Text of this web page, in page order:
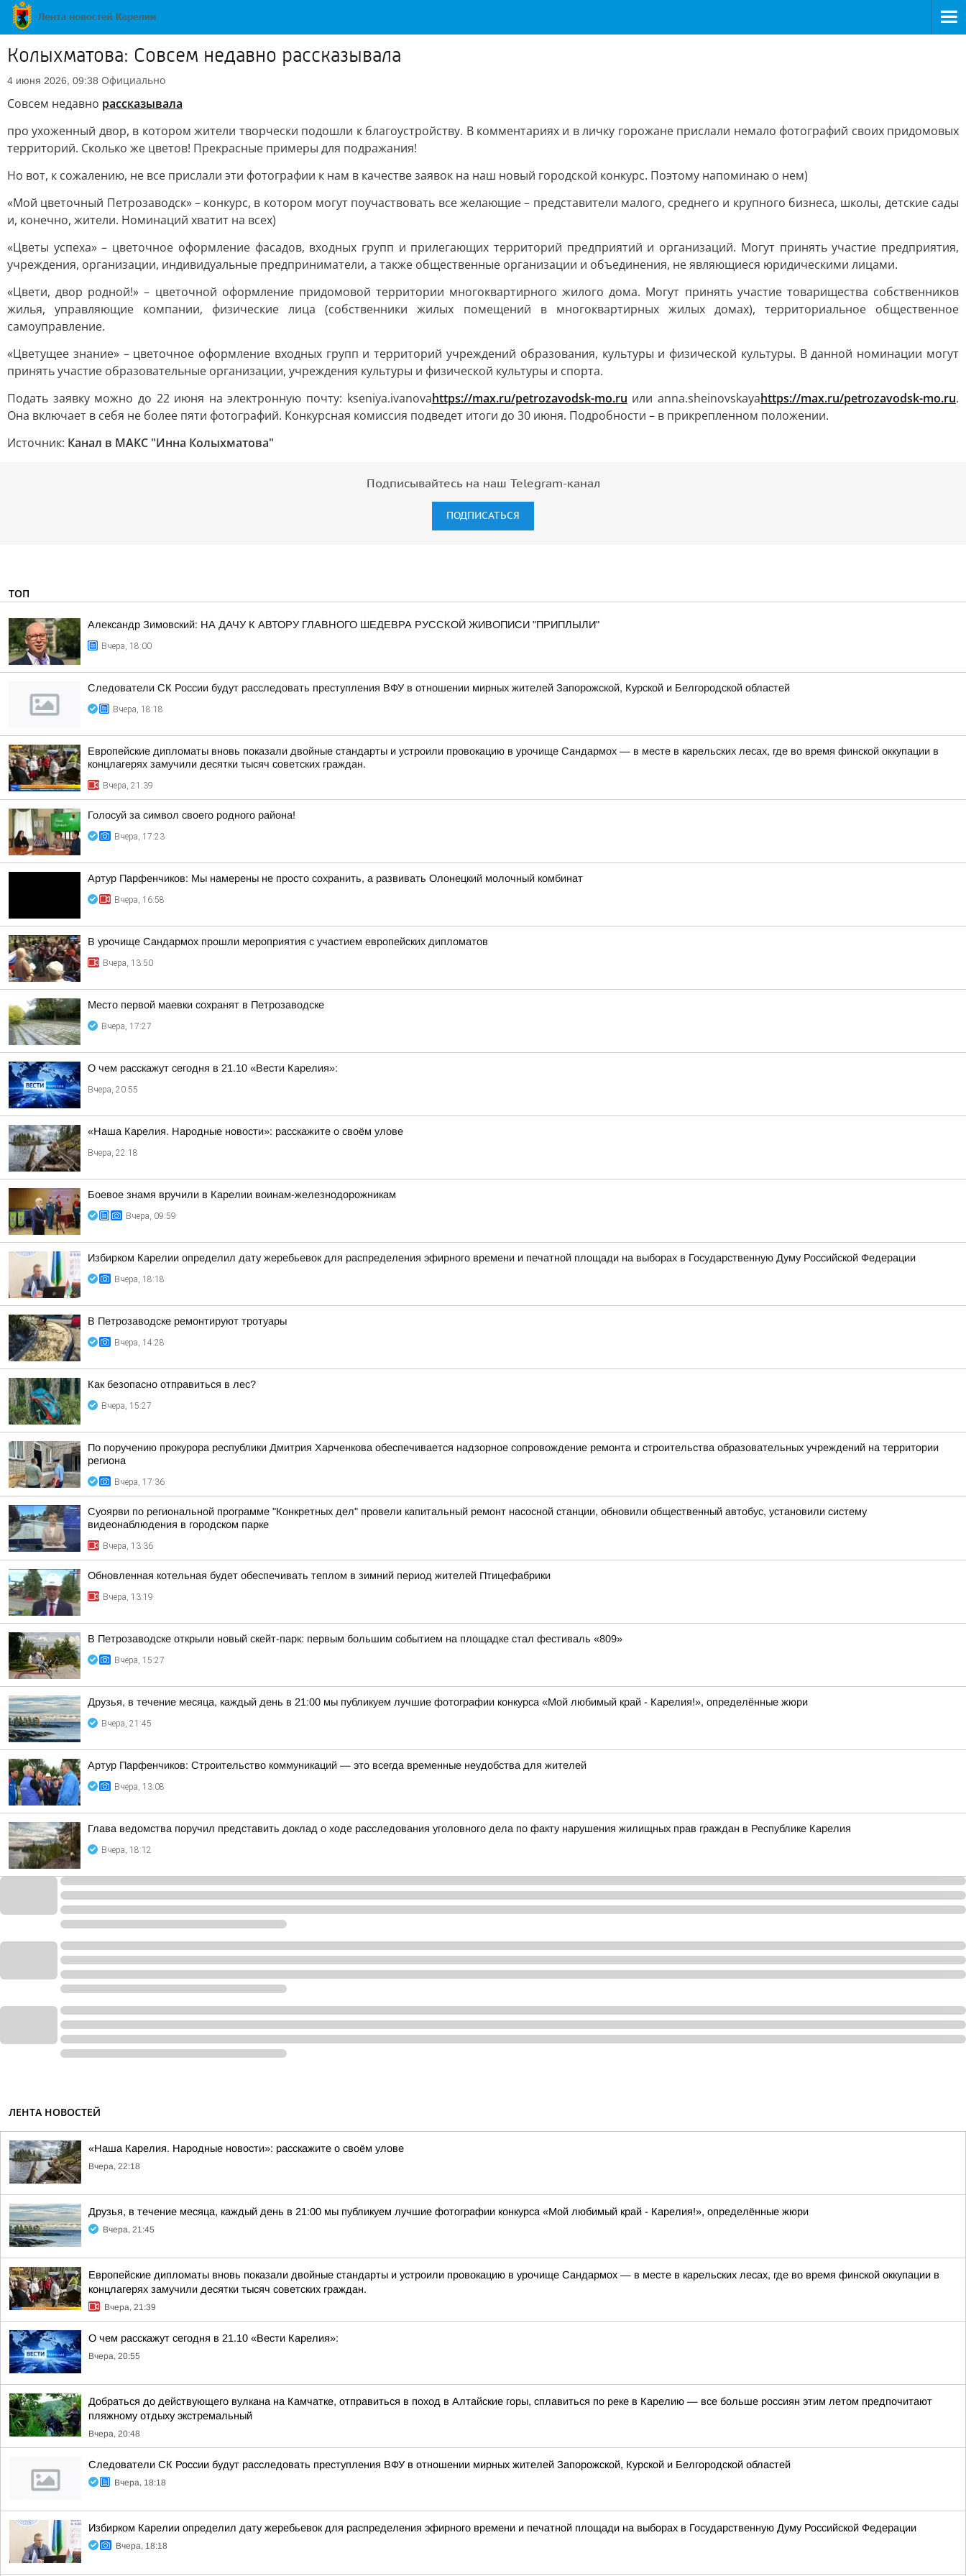
Колыхматова: Совсем недавно рассказывала
4 июня 2026, 09:38 Официально
Совсем недавно рассказывала
про ухоженный двор, в котором жители творчески подошли к благоустройству. В комментариях и в личку горожане прислали немало фотографий своих придомовых
территорий. Сколько же цветов! Прекрасные примеры для подражания!
Но вот, к сожалению, не все прислали эти фотографии к нам в качестве заявок на наш новый городской конкурс. Поэтому напоминаю о нем)
«Мой цветочный Петрозаводск» – конкурс, в котором могут поучаствовать все желающие – представители малого, среднего и крупного бизнеса, школы, детские сады
и, конечно, жители. Номинаций хватит на всех)
«Цветы успеха» – цветочное оформление фасадов, входных групп и прилегающих территорий предприятий и организаций. Могут принять участие предприятия,
учреждения, организации, индивидуальные предприниматели, а также общественные организации и объединения, не являющиеся юридическими лицами.
«Цвети, двор родной!» – цветочной оформление придомовой территории многоквартирного жилого дома. Могут принять участие товарищества собственников
жилья, управляющие компании, физические лица (собственники жилых помещений в многоквартирных жилых домах), территориальное общественное
самоуправление.
«Цветущее знание» – цветочное оформление входных групп и территорий учреждений образования, культуры и физической культуры. В данной номинации могут
принять участие образовательные организации, учреждения культуры и физической культуры и спорта.
Подать заявку можно до 22 июня на электронную почту: kseniya.ivanovahttps://max.ru/petrozavodsk-mo.ru или anna.sheinovskayahttps://max.ru/petrozavodsk-mo.ru.
Она включает в себя не более пяти фотографий. Конкурсная комиссия подведет итоги до 30 июня. Подробности – в прикрепленном положении.
Источник: Канал в МАКС "Инна Колыхматова"
Подписывайтесь на наш Telegram-канал
ПОДПИСАТЬСЯ
ТОП
Александр Зимовский: НА ДАЧУ К АВТОРУ ГЛАВНОГО ШЕДЕВРА РУССКОЙ ЖИВОПИСИ "ПРИПЛЫЛИ"
Вчера, 18:00
Следователи СК России будут расследовать преступления ВФУ в отношении мирных жителей Запорожской, Курской и Белгородской областей
Вчера, 18:18
Европейские дипломаты вновь показали двойные стандарты и устроили провокацию в урочище Сандармох — в месте в карельских лесах, где во время финской оккупации в
концлагерях замучили десятки тысяч советских граждан.
Вчера, 21:39
Голосуй за символ своего родного района!
Вчера, 17:23
Артур Парфенчиков: Мы намерены не просто сохранить, а развивать Олонецкий молочный комбинат
Вчера, 16:58
В урочище Сандармох прошли мероприятия с участием европейских дипломатов
Вчера, 13:50
Место первой маевки сохранят в Петрозаводске
Вчера, 17:27
О чем расскажут сегодня в 21.10 «Вести Карелия»:
Вчера, 20:55
«Наша Карелия. Народные новости»: расскажите о своём улове
Вчера, 22:18
Боевое знамя вручили в Карелии воинам-железнодорожникам
Вчера, 09:59
Избирком Карелии определил дату жеребьевок для распределения эфирного времени и печатной площади на выборах в Государственную Думу Российской Федерации
Вчера, 18:18
В Петрозаводске ремонтируют тротуары
Вчера, 14:28
Как безопасно отправиться в лес?
Вчера, 15:27
По поручению прокурора республики Дмитрия Харченкова обеспечивается надзорное сопровождение ремонта и строительства образовательных учреждений на территории
региона
Вчера, 17:36
Суоярви по региональной программе "Конкретных дел" провели капитальный ремонт насосной станции, обновили общественный автобус, установили систему
видеонаблюдения в городском парке
Вчера, 13:36
Обновленная котельная будет обеспечивать теплом в зимний период жителей Птицефабрики
Вчера, 13:19
В Петрозаводске открыли новый скейт-парк: первым большим событием на площадке стал фестиваль «809»
Вчера, 15:27
Друзья, в течение месяца, каждый день в 21:00 мы публикуем лучшие фотографии конкурса «Мой любимый край - Карелия!», определённые жюри
Вчера, 21:45
Артур Парфенчиков: Строительство коммуникаций — это всегда временные неудобства для жителей
Вчера, 13:08
Глава ведомства поручил представить доклад о ходе расследования уголовного дела по факту нарушения жилищных прав граждан в Республике Карелия
Вчера, 18:12
ЛЕНТА НОВОСТЕЙ
«Наша Карелия. Народные новости»: расскажите о своём улове
Вчера, 22:18
Друзья, в течение месяца, каждый день в 21:00 мы публикуем лучшие фотографии конкурса «Мой любимый край - Карелия!», определённые жюри
Вчера, 21:45
Европейские дипломаты вновь показали двойные стандарты и устроили провокацию в урочище Сандармох — в месте в карельских лесах, где во время финской оккупации в
концлагерях замучили десятки тысяч советских граждан.
Вчера, 21:39
О чем расскажут сегодня в 21.10 «Вести Карелия»:
Вчера, 20:55
Добраться до действующего вулкана на Камчатке, отправиться в поход в Алтайские горы, сплавиться по реке в Карелию — все больше россиян этим летом предпочитают
пляжному отдыху экстремальный
Вчера, 20:48
Следователи СК России будут расследовать преступления ВФУ в отношении мирных жителей Запорожской, Курской и Белгородской областей
Вчера, 18:18
Избирком Карелии определил дату жеребьевок для распределения эфирного времени и печатной площади на выборах в Государственную Думу Российской Федерации
Вчера, 18:18